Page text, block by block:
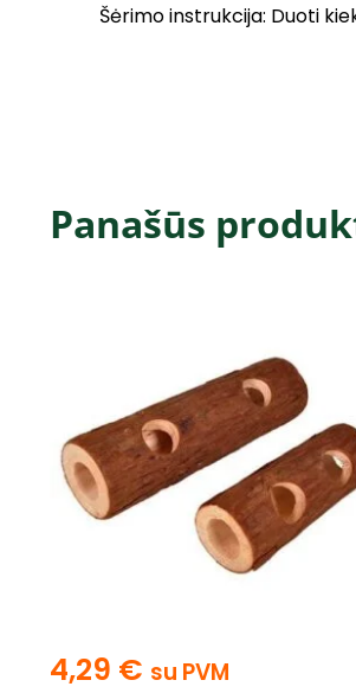
Šėrimo instrukcija: Duoti
Panašūs
4,29 € su PVM